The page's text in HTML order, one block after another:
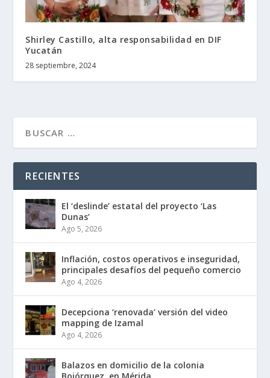
Shirley Castillo, alta responsabilidad en DIF
Yucatán
28 septiembre, 2024
RECIENTES
El ‘deslinde’ estatal del proyecto ‘Las
Dunas’
Ago 5, 2026
Inflación, costos operativos e inseguridad,
principales desafíos del pequeño comercio
Ago 4, 2026
Decepciona ‘renovada’ versión del video
mapping de Izamal
Ago 4, 2026
Balazos en domicilio de la colonia